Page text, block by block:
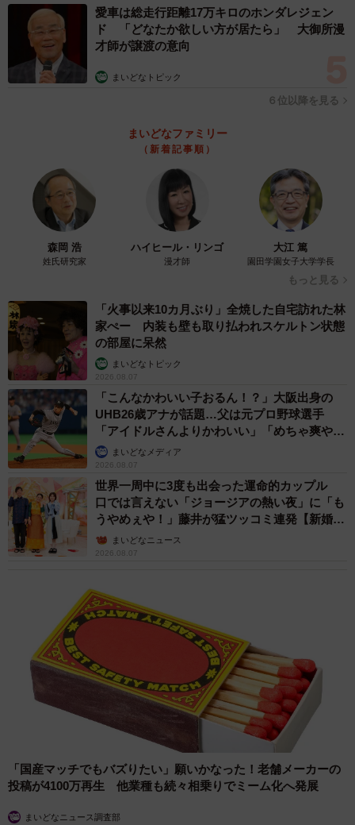
愛車は総走行距離17万キロのホンダレジェン
ド 「どなたか欲しい方が居たら」 大御所漫
才師が譲渡の意向
まいどなトピック
６位以降を見る
まいどなファミリー
（新着記事順）
森岡 浩
姓氏研究家
ハイヒール・リンゴ
漫才師
大江 篤
園田学園女子大学学長
もっと見る
「火事以来10カ月ぶり」全焼した自宅訪れた林
家ぺー 内装も壁も取り払われスケルトン状態
の部屋に呆然
まいどなトピック
2026.08.07
「こんなかわいい子おるん！？」大阪出身の
UHB26歳アナが話題…父は元プロ野球選手
「アイドルさんよりかわいい」「めちゃ爽や
か」まいどなメディア
2026.08.07
世界一周中に3度も出会った運命的カップル
口では言えない「ジョージアの熱い夜」に「も
うやめぇや！」藤井が猛ツッコミ連発【新婚さ
ん】まいどなニュース
2026.08.07
「国産マッチでもバズりたい」願いかなった！老舗メーカーの
投稿が4100万再生 他業種も続々相乗りでミーム化へ発展
まいどなニュース調査部